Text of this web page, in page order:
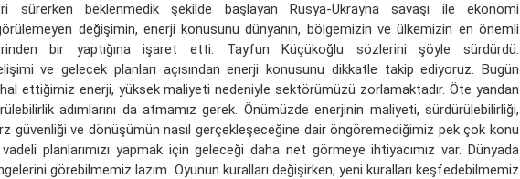
sürerken beklenmedik şekilde başlayan Rusya-Ukrayna savaşı ile ekonomi
değişimin, enerji konusunu dünyanın, bölgemizin ve ülkemizin en önemli
bir yaptığına işaret etti. Tayfun Küçükoğlu sözlerini şöyle sürdürdü:
ve gelecek planları açısından enerji konusunu dikkatle takip ediyoruz. Bugün
ettiğimiz enerji, yüksek maliyeti nedeniyle sektörümüzü zorlamaktadır. Öte yandan
adımlarını da atmamız gerek. Önümüzde enerjinin maliyeti, sürdürülebilirliği,
güvenliği ve dönüşümün nasıl gerçekleşeceğine dair öngöremediğimiz pek çok konu
planlarımızı yapmak için geleceği daha net görmeye ihtiyacımız var. Dünyada
görebilmemiz lazım. Oyunun kuralları değişirken, yeni kuralları keşfedebilmemiz